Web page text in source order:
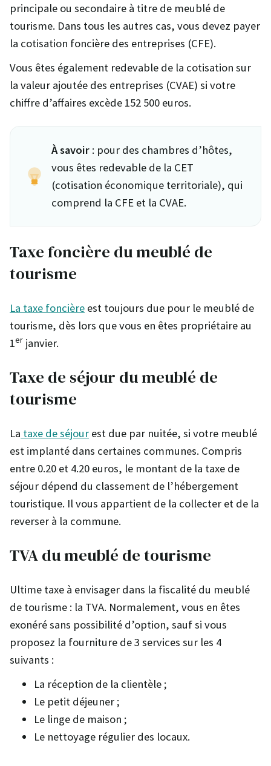
principale ou secondaire à titre de meublé de
tourisme. Dans tous les autres cas, vous devez payer
la cotisation foncière des entreprises (CFE).
Vous êtes également redevable de la cotisation sur
la valeur ajoutée des entreprises (CVAE) si votre
chiffre d’affaires excède 152 500 euros.
À savoir : pour des chambres d’hôtes,
vous êtes redevable de la CET
(cotisation économique territoriale), qui
comprend la CFE et la CVAE.
Taxe foncière du meublé de
tourisme
La taxe foncière est toujours due pour le meublé de
tourisme, dès lors que vous en êtes propriétaire au
1er janvier.
Taxe de séjour du meublé de
tourisme
La taxe de séjour est due par nuitée, si votre meublé
est implanté dans certaines communes. Compris
entre 0.20 et 4.20 euros, le montant de la taxe de
séjour dépend du classement de l’hébergement
touristique. Il vous appartient de la collecter et de la
reverser à la commune.
TVA du meublé de tourisme
Ultime taxe à envisager dans la fiscalité du meublé
de tourisme : la TVA. Normalement, vous en êtes
exonéré sans possibilité d’option, sauf si vous
proposez la fourniture de 3 services sur les 4
suivants :
La réception de la clientèle ;
Le petit déjeuner ;
Le linge de maison ;
Le nettoyage régulier des locaux.